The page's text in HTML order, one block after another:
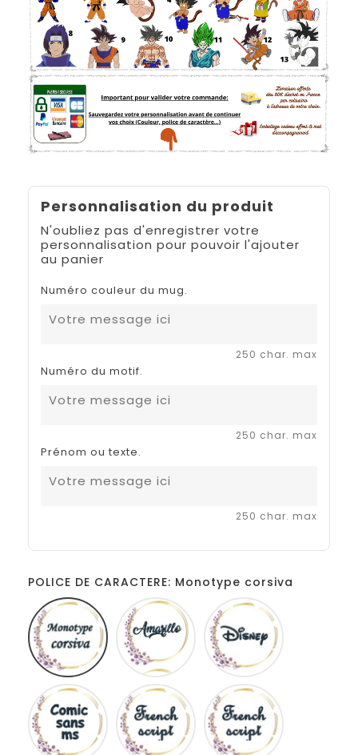
Personnalisation du produit
N'oubliez pas d'enregistrer votre
personnalisation pour pouvoir l'ajouter
au panier
Numéro couleur du mug.
250 char. max
Numéro du motif.
250 char. max
Prénom ou texte.
250 char. max
POLICE DE CARACTERE: Monotype corsiva
Monotype
corsiva
Amarillo
Comic
sans
ms
French
script